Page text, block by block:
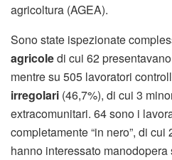
agricoltura (AGEA).
Sono state ispezionate
agricoledi cui 62
mentre su 505 lavoratori
irregolari (46,7%), di cui 3
extracomunitari. 64 sono i
completamente “in nero”, di
hanno interessato